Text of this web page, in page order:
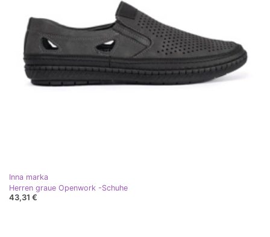
Inna marka
Herren graue Openwork -Schuhe
43,31 €